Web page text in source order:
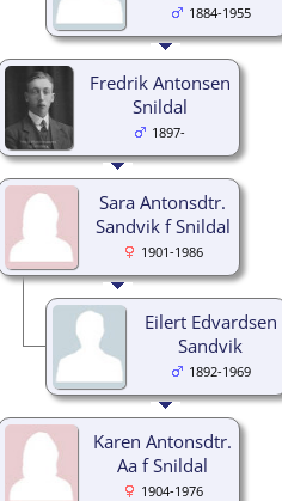
1884-1955
Fredrik Antonsen
Snildal
1897-
Sara Antonsdtr.
Sandvik f Snildal
1901-1986
Eilert Edvardsen
Sandvik
1892-1969
Karen Antonsdtr.
Aa f Snildal
1904-1976